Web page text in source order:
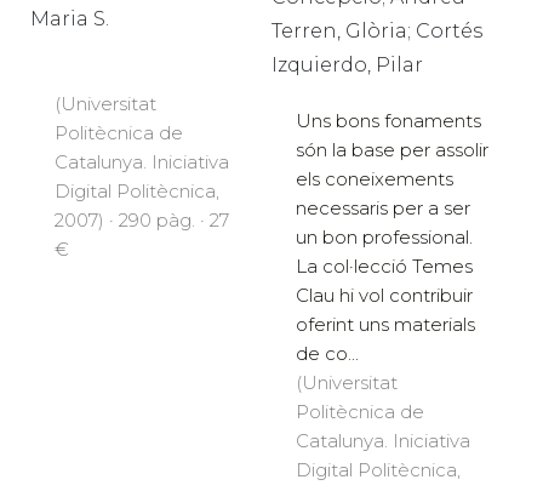
Maria S.
(Universitat
Politècnica de
Catalunya. Iniciativa
Digital Politècnica,
2007) · 290 pàg. · 27
€
Terren, Glòria; Cortés
Izquierdo, Pilar
Uns bons fonaments
són la base per assolir
els coneixements
necessaris per a ser
un bon professional.
La col·lecció Temes
Clau hi vol contribuir
oferint uns materials
de co...
(Universitat
Politècnica de
Catalunya. Iniciativa
Digital Politècnica,